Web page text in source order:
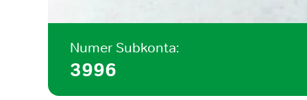
Numer Subkonta:
3996